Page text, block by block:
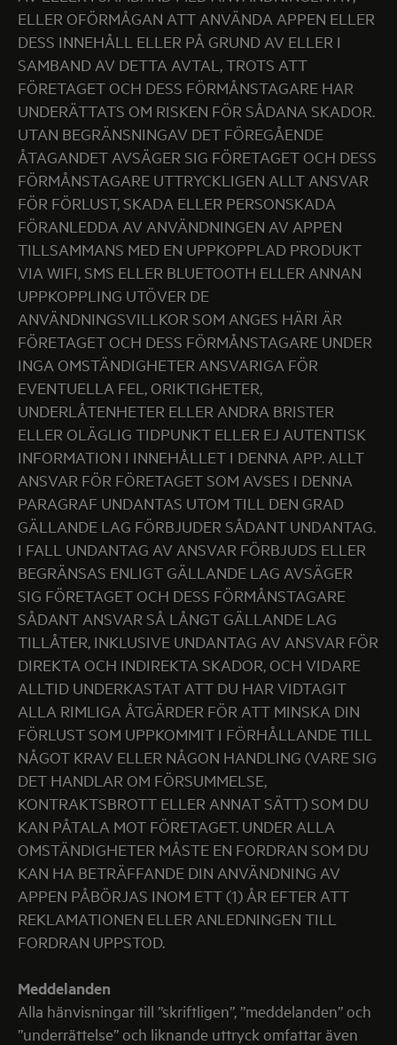
ELLER OFÖRMÅGAN ATT ANVÄNDA APPEN ELLER
DESS INNEHÅLL ELLER PÅ GRUND AV ELLER I
SAMBAND AV DETTA AVTAL, TROTS ATT
FÖRETAGET OCH DESS FÖRMÅNSTAGARE HAR
UNDERÄTTATS OM RISKEN FÖR SÅDANA SKADOR.
UTAN BEGRÄNSNINGAV DET FÖREGÅENDE
ÅTAGANDET AVSÄGER SIG FÖRETAGET OCH DESS
FÖRMÅNSTAGARE UTTRYCKLIGEN ALLT ANSVAR
FÖR FÖRLUST, SKADA ELLER PERSONSKADA
FÖRANLEDDA AV ANVÄNDNINGEN AV APPEN
TILLSAMMANS MED EN UPPKOPPLAD PRODUKT
VIA WIFI, SMS ELLER BLUETOOTH ELLER ANNAN
UPPKOPPLING UTÖVER DE
ANVÄNDNINGSVILLKOR SOM ANGES HÄRI ÄR
FÖRETAGET OCH DESS FÖRMÅNSTAGARE UNDER
INGA OMSTÄNDIGHETER ANSVARIGA FÖR
EVENTUELLA FEL, ORIKTIGHETER,
UNDERLÅTENHETER ELLER ANDRA BRISTER
ELLER OLÄGLIG TIDPUNKT ELLER EJ AUTENTISK
INFORMATION I INNEHÅLLET I DENNA APP. ALLT
ANSVAR FÖR FÖRETAGET SOM AVSES I DENNA
PARAGRAF UNDANTAS UTOM TILL DEN GRAD
GÄLLANDE LAG FÖRBJUDER SÅDANT UNDANTAG.
I FALL UNDANTAG AV ANSVAR FÖRBJUDS ELLER
BEGRÄNSAS ENLIGT GÄLLANDE LAG AVSÄGER
SIG FÖRETAGET OCH DESS FÖRMÅNSTAGARE
SÅDANT ANSVAR SÅ LÅNGT GÄLLANDE LAG
TILLÅTER, INKLUSIVE UNDANTAG AV ANSVAR FÖR
DIREKTA OCH INDIREKTA SKADOR, OCH VIDARE
ALLTID UNDERKASTAT ATT DU HAR VIDTAGIT
ALLA RIMLIGA ÅTGÄRDER FÖR ATT MINSKA DIN
FÖRLUST SOM UPPKOMMIT I FÖRHÅLLANDE TILL
NÅGOT KRAV ELLER NÅGON HANDLING (VARE SIG
DET HANDLAR OM FÖRSUMMELSE,
KONTRAKTSBROTT ELLER ANNAT SÄTT) SOM DU
KAN PÅTALA MOT FÖRETAGET. UNDER ALLA
OMSTÄNDIGHETER MÅSTE EN FORDRAN SOM DU
KAN HA BETRÄFFANDE DIN ANVÄNDNING AV
APPEN PÅBÖRJAS INOM ETT (1) ÅR EFTER ATT
REKLAMATIONEN ELLER ANLEDNINGEN TILL
FORDRAN UPPSTOD.
Meddelanden
Alla hänvisningar till ”skriftligen”, ”meddelanden” och
”underrättelse” och liknande uttryck omfattar även